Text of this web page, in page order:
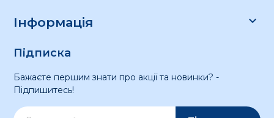
Інформація 
Підписка
Бажаєте першим знати про акції та новинки? -
Підпишитесь!